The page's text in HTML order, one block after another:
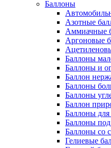
Баллоны
Азотные
Аммиачные
Аргоновые
Баллоны
Баллоны и
Баллон
Баллоны
Баллоны
Баллон
Баллоны
Баллоны
Баллоны со
Гелиевые